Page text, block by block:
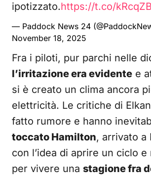
ipotizzato.https://t.co/
— Paddock News 24
November 18, 2025
Fra i piloti, pur parchi nelle
l’irritazione era evidente e
si è creato un clima ancora
elettricità. Le critiche di
fatto rumore e hanno
toccato Hamilton, arrivato a
con l’idea di aprire un ciclo
per vivere una stagione fra